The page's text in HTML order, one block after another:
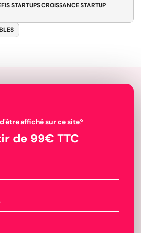
STARTUPS CROISSANCE STARTUP
affiché sur ce site?
de 99€ TTC